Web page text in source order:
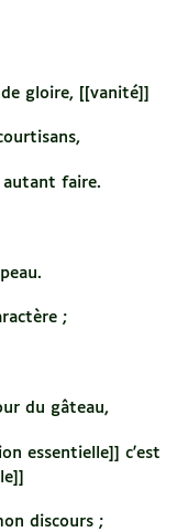
gloire, [[vanité]]
faire.
;
du gâteau,
essentielle]] c'est
discours ;